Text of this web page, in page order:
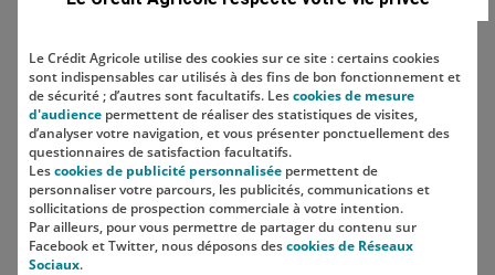
Localisation
Le Crédit Agricole utilise des cookies sur ce site : certains cookies
sont indispensables car utilisés à des fins de bon fonctionnement et
de sécurité ; d’autres sont facultatifs. Lescookies de mesure
d'audience permettent de réaliser des statistiques de visites,
d’analyser votre navigation, et vous présenter ponctuellement des
questionnaires de satisfaction facultatifs.
Lescookies de publicité personnalisée permettent de
personnaliser votre parcours, les publicités, communications et
sollicitations de prospection commerciale à votre intention.
Par ailleurs, pour vous permettre de partager du contenu sur
Facebook et Twitter, nous déposons descookies de Réseaux
Sociaux.